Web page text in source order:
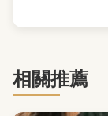
相關推薦